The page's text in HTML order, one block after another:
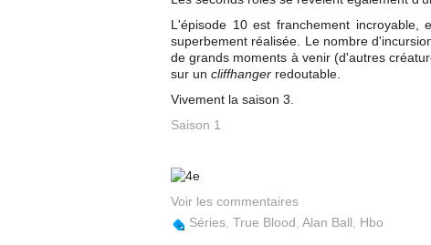
L'épisode 10 est franchement
superbement réalisée. Le nombre
de grands moments à venir (d'autres
sur un cliffhanger redoutable.
Vivement la saison 3.
Saison 1
Voir les commentaires
Séries True Blood Alan Ball Hbo